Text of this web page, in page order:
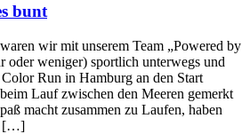
bunt
wir mit unserem Team „Powered by
oder weniger) sportlich unterwegs und
Run in Hamburg an den Start
Lauf zwischen den Meeren gemerkt
macht zusammen zu Laufen, haben
[…]